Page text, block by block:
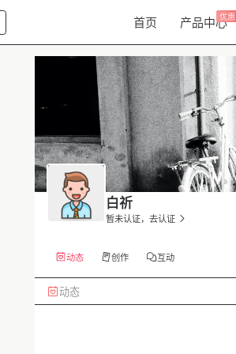
首页 产品中心优惠
白祈
暂未认证，去认证
动态 创作 互动
动态